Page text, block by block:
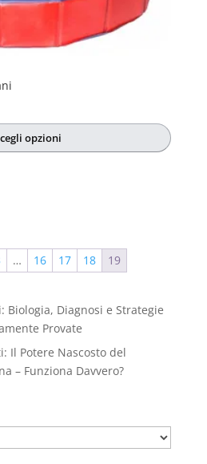
opzioni
… 16 17 18 19
Biologia, Diagnosi e Strategie
Provate
Il Potere Nascosto del
– Funziona Davvero?